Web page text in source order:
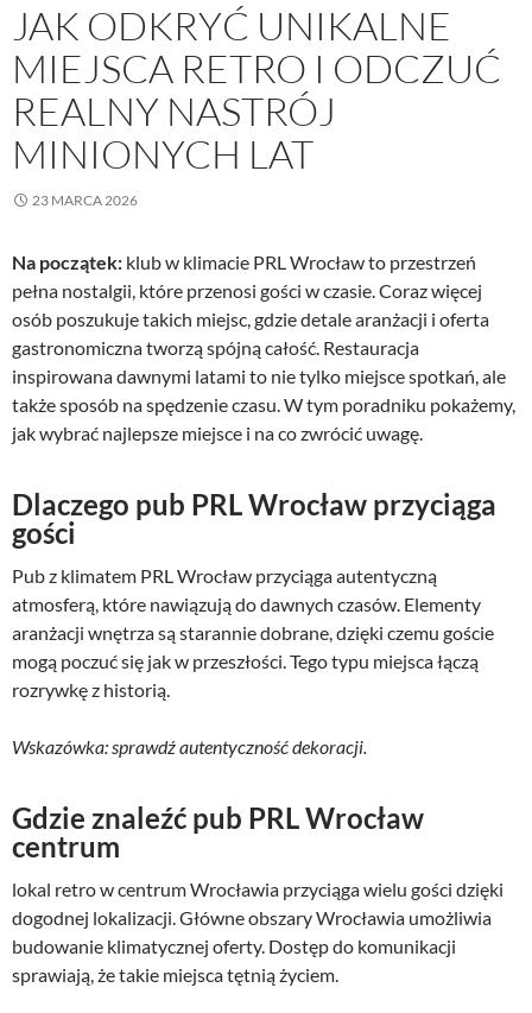
JAK ODKRYĆ UNIKALNE
MIEJSCA RETRO I ODCZUĆ
REALNY NASTRÓJ
MINIONYCH LAT
23 MARCA 2026
Na początek: klub w klimacie PRL Wrocław to przestrzeń
pełna nostalgii, które przenosi gości w czasie. Coraz więcej
osób poszukuje takich miejsc, gdzie detale aranżacji i oferta
gastronomiczna tworzą spójną całość. Restauracja
inspirowana dawnymi latami to nie tylko miejsce spotkań, ale
także sposób na spędzenie czasu. W tym poradniku pokażemy,
jak wybrać najlepsze miejsce i na co zwrócić uwagę.
Dlaczego pub PRL Wrocław przyciąga
gości
Pub z klimatem PRL Wrocław przyciąga autentyczną
atmosferą, które nawiązują do dawnych czasów. Elementy
aranżacji wnętrza są starannie dobrane, dzięki czemu goście
mogą poczuć się jak w przeszłości. Tego typu miejsca łączą
rozrywkę z historią.
Wskazówka: sprawdź autentyczność dekoracji.
Gdzie znaleźć pub PRL Wrocław
centrum
lokal retro w centrum Wrocławia przyciąga wielu gości dzięki
dogodnej lokalizacji. Główne obszary Wrocławia umożliwia
budowanie klimatycznej oferty. Dostęp do komunikacji
sprawiają, że takie miejsca tętnią życiem.